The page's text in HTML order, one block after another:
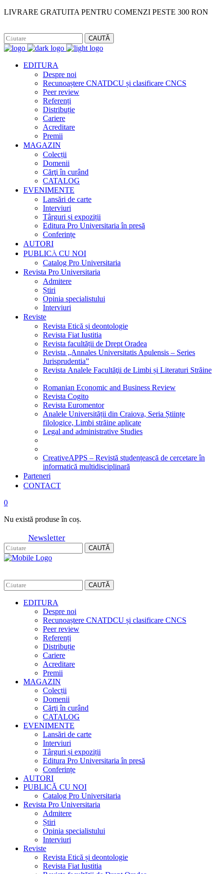
LIVRARE GRATUITA PENTRU COMENZI PESTE 300 RON
CAUTĂ
EDITURA
Despre noi
Recunoaștere CNATDCU și clasificare CNCS
Peer review
Referenți
Distribuție
Cariere
Acreditare
Premii
MAGAZIN
Colecții
Domenii
Cărţi în curând
CATALOG
EVENIMENTE
Lansări de carte
Interviuri
Târguri și expoziții
Editura Pro Universitaria în presă
Conferințe
AUTORI
PUBLICĂ CU NOI
Catalog Pro Universitaria
Revista Pro Universitaria
Admitere
Știri
Opinia specialistului
Interviuri
Reviste
Revista Etică și deontologie
Revista Fiat Iustitia
Revista facultății de Drept Oradea
Revista „Annales Universitatis Apulensis – Series
Jurisprudentia”
Revista Analele Facultăţii de Limbi și Literaturi Străine
Romanian Economic and Business Review
Revista Cogito
Revista Euromentor
Analele Universității din Craiova, Seria Științe
filologice, Limbi străine aplicate
Legal and administrative Studies
CreativeAPPS – Revistă studențească de cercetare în
informatică multidisciplinară
Parteneri
CONTACT
0
Nu există produse în coș.
Newsletter
CAUTĂ
CAUTĂ
EDITURA
Despre noi
Recunoaștere CNATDCU și clasificare CNCS
Peer review
Referenți
Distribuție
Cariere
Acreditare
Premii
MAGAZIN
Colecții
Domenii
Cărţi în curând
CATALOG
EVENIMENTE
Lansări de carte
Interviuri
Târguri și expoziții
Editura Pro Universitaria în presă
Conferințe
AUTORI
PUBLICĂ CU NOI
Catalog Pro Universitaria
Revista Pro Universitaria
Admitere
Știri
Opinia specialistului
Interviuri
Reviste
Revista Etică și deontologie
Revista Fiat Iustitia